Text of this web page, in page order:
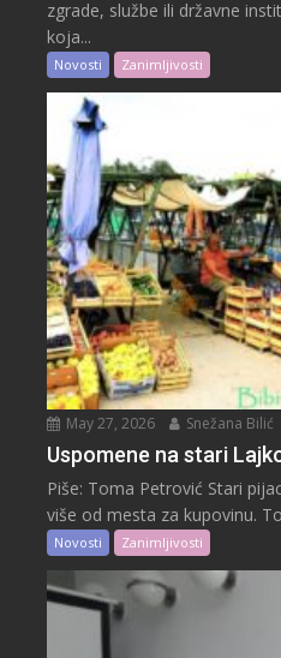
zgrade, službe ili državne
koja...
Novosti Zanimljivosti
May 27, 2026 Snežana Bilić
Uspomene na stari
Piše: Toma Petrović Stari
više od mesta za kupovinu.
Novosti Zanimljivosti